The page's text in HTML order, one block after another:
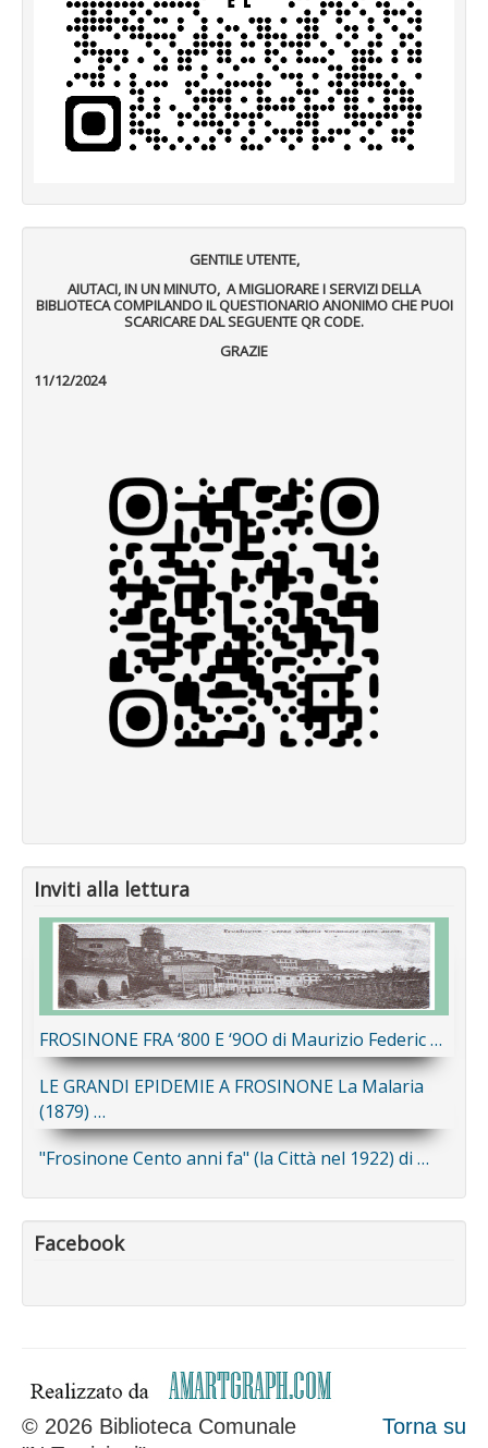
GENTILE UTENTE,
AIUTACI, IN UN MINUTO, A MIGLIORARE I SERVIZI DELLA
BIBLIOTECA COMPILANDO IL QUESTIONARIO ANONIMO CHE PUOI
SCARICARE DAL SEGUENTE QR CODE.
GRAZIE
11/12/2024
Inviti alla lettura
FROSINONE FRA ‘800 E ‘9OO di Maurizio Federic …
LE GRANDI EPIDEMIE A FROSINONE La Malaria
(1879) …
"Frosinone Cento anni fa" (la Città nel 1922) di …
Facebook
Torna su
© 2026 Biblioteca Comunale